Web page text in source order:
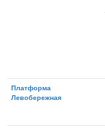
Платформа
Левобережная